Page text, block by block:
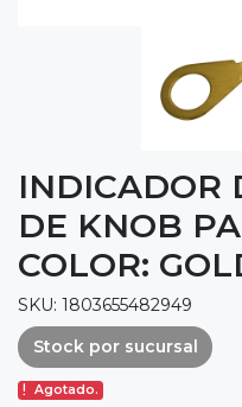
INDICADOR
DE KNOB
COLOR:
SKU: 1803655482949
Stock por sucursal
Agotado.